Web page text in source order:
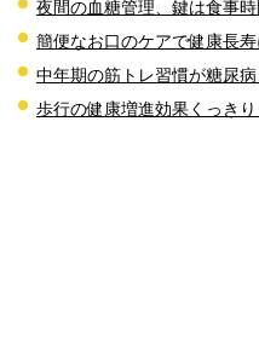
夜間の血糖管理、鍵は食事
簡便なお口のケアで健康長
中年期の筋トレ習慣が糖尿
歩行の健康増進効果くっき